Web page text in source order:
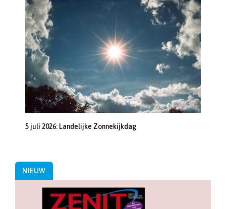
5 juli 2026: Landelijke Zonnekijkdag
NIEUW